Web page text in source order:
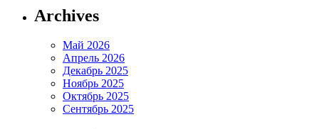
Archives
Май 2026
Апрель 2026
Декабрь 2025
Ноябрь 2025
Октябрь 2025
Сентябрь 2025